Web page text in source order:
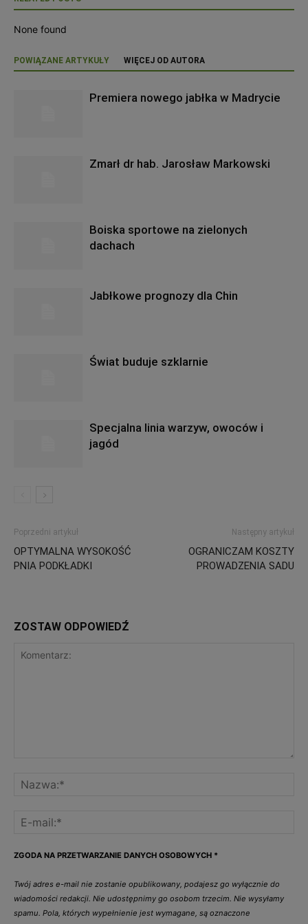
None found
POWIĄZANE ARTYKUŁY WIĘCEJ OD AUTORA
Premiera nowego jabłka w Madrycie
Zmarł dr hab. Jarosław Markowski
Boiska sportowe na zielonych
dachach
Jabłkowe prognozy dla Chin
Świat buduje szklarnie
Specjalna linia warzyw, owoców i
jagód
Poprzedni artykuł
OPTYMALNA WYSOKOŚĆ
PNIA PODKŁADKI
Następny artykuł
OGRANICZAM KOSZTY
PROWADZENIA SADU
ZOSTAW ODPOWIEDŹ
ZGODA NA PRZETWARZANIE DANYCH OSOBOWYCH *
Twój adres e-mail nie zostanie opublikowany, podajesz go wyłącznie do
wiadomości redakcji. Nie udostępnimy go osobom trzecim. Nie wysyłamy
spamu. Pola, których wypełnienie jest wymagane, są oznaczone